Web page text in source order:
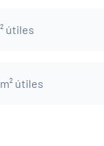
útiles
m² útiles